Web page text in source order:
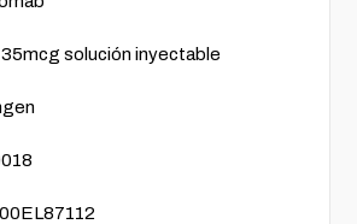
35mcg solución inyectable